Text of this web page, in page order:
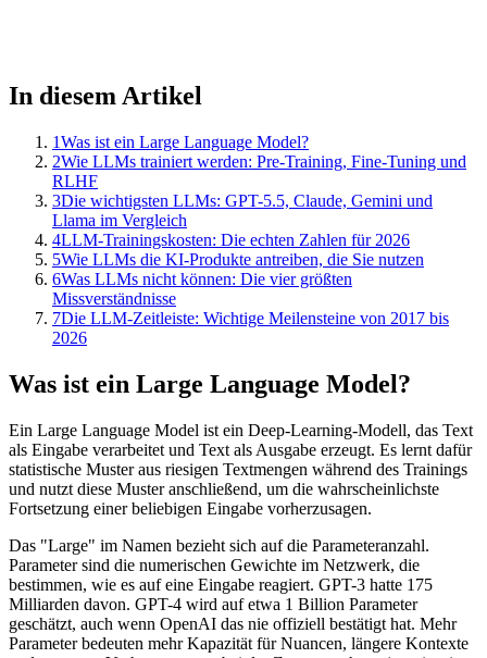
In diesem Artikel
1Was ist ein Large Language Model?
2Wie LLMs trainiert werden: Pre-Training, Fine-Tuning und
RLHF
3Die wichtigsten LLMs: GPT-5.5, Claude, Gemini und
Llama im Vergleich
4LLM-Trainingskosten: Die echten Zahlen für 2026
5Wie LLMs die KI-Produkte antreiben, die Sie nutzen
6Was LLMs nicht können: Die vier größten
Missverständnisse
7Die LLM-Zeitleiste: Wichtige Meilensteine von 2017 bis
2026
Was ist ein Large Language Model?
Ein Large Language Model ist ein Deep-Learning-Modell, das Text
als Eingabe verarbeitet und Text als Ausgabe erzeugt. Es lernt dafür
statistische Muster aus riesigen Textmengen während des Trainings
und nutzt diese Muster anschließend, um die wahrscheinlichste
Fortsetzung einer beliebigen Eingabe vorherzusagen.
Das "Large" im Namen bezieht sich auf die Parameteranzahl.
Parameter sind die numerischen Gewichte im Netzwerk, die
bestimmen, wie es auf eine Eingabe reagiert. GPT-3 hatte 175
Milliarden davon. GPT-4 wird auf etwa 1 Billion Parameter
geschätzt, auch wenn OpenAI das nie offiziell bestätigt hat. Mehr
Parameter bedeuten mehr Kapazität für Nuancen, längere Kontexte